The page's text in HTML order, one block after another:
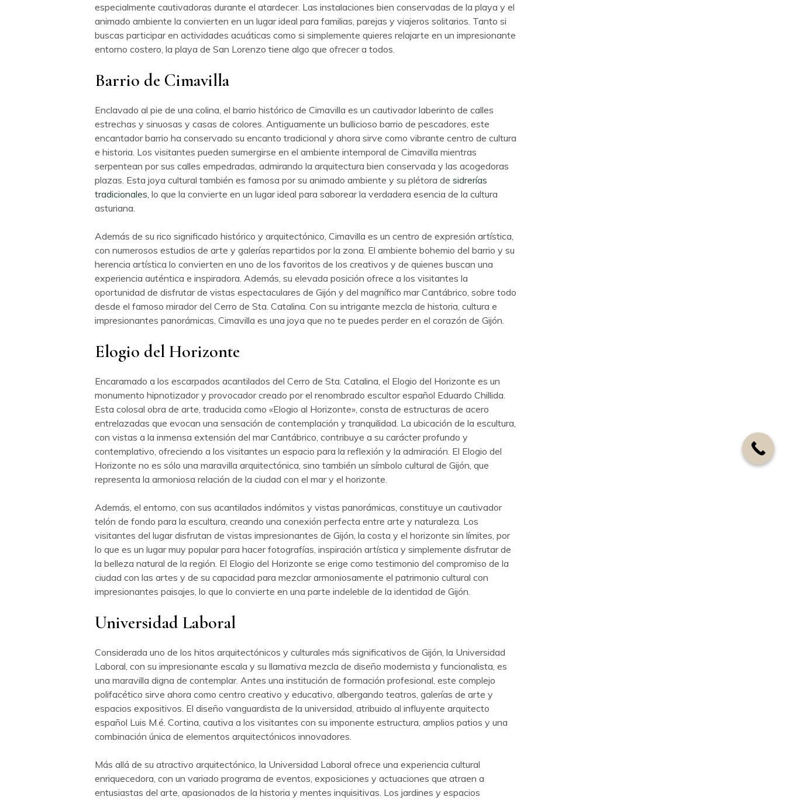
especialmente cautivadoras durante el atardecer. Las instalaciones bien conservadas de la playa y el
animado ambiente la convierten en un lugar ideal para familias, parejas y viajeros solitarios. Tanto si
buscas participar en actividades acuáticas como si simplemente quieres relajarte en un impresionante
entorno costero, la playa de San Lorenzo tiene algo que ofrecer a todos.
Barrio de Cimavilla
Enclavado al pie de una colina, el barrio histórico de Cimavilla es un cautivador laberinto de calles
estrechas y sinuosas y casas de colores. Antiguamente un bullicioso barrio de pescadores, este
encantador barrio ha conservado su encanto tradicional y ahora sirve como vibrante centro de cultura
e historia. Los visitantes pueden sumergirse en el ambiente intemporal de Cimavilla mientras
serpentean por sus calles empedradas, admirando la arquitectura bien conservada y las acogedoras
plazas. Esta joya cultural también es famosa por su animado ambiente y su plétora de sidrerías
tradicionales, lo que la convierte en un lugar ideal para saborear la verdadera esencia de la cultura
asturiana.
Además de su rico significado histórico y arquitectónico, Cimavilla es un centro de expresión artística,
con numerosos estudios de arte y galerías repartidos por la zona. El ambiente bohemio del barrio y su
herencia artística lo convierten en uno de los favoritos de los creativos y de quienes buscan una
experiencia auténtica e inspiradora. Además, su elevada posición ofrece a los visitantes la
oportunidad de disfrutar de vistas espectaculares de Gijón y del magnífico mar Cantábrico, sobre todo
desde el famoso mirador del Cerro de Sta. Catalina. Con su intrigante mezcla de historia, cultura e
impresionantes panorámicas, Cimavilla es una joya que no te puedes perder en el corazón de Gijón.
Elogio del Horizonte
Encaramado a los escarpados acantilados del Cerro de Sta. Catalina, el Elogio del Horizonte es un
monumento hipnotizador y provocador creado por el renombrado escultor español Eduardo Chillida.
Esta colosal obra de arte, traducida como «Elogio al Horizonte», consta de estructuras de acero
entrelazadas que evocan una sensación de contemplación y tranquilidad. La ubicación de la escultura,
con vistas a la inmensa extensión del mar Cantábrico, contribuye a su carácter profundo y
contemplativo, ofreciendo a los visitantes un espacio para la reflexión y la admiración. El Elogio del
Horizonte no es sólo una maravilla arquitectónica, sino también un símbolo cultural de Gijón, que
representa la armoniosa relación de la ciudad con el mar y el horizonte.
Además, el entorno, con sus acantilados indómitos y vistas panorámicas, constituye un cautivador
telón de fondo para la escultura, creando una conexión perfecta entre arte y naturaleza. Los
visitantes del lugar disfrutan de vistas impresionantes de Gijón, la costa y el horizonte sin límites, por
lo que es un lugar muy popular para hacer fotografías, inspiración artística y simplemente disfrutar de
la belleza natural de la región. El Elogio del Horizonte se erige como testimonio del compromiso de la
ciudad con las artes y de su capacidad para mezclar armoniosamente el patrimonio cultural con
impresionantes paisajes, lo que lo convierte en una parte indeleble de la identidad de Gijón.
Universidad Laboral
Considerada uno de los hitos arquitectónicos y culturales más significativos de Gijón, la Universidad
Laboral, con su impresionante escala y su llamativa mezcla de diseño modernista y funcionalista, es
una maravilla digna de contemplar. Antes una institución de formación profesional, este complejo
polifacético sirve ahora como centro creativo y educativo, albergando teatros, galerías de arte y
espacios expositivos. El diseño vanguardista de la universidad, atribuido al influyente arquitecto
español Luis M.é. Cortina, cautiva a los visitantes con su imponente estructura, amplios patios y una
combinación única de elementos arquitectónicos innovadores.
Más allá de su atractivo arquitectónico, la Universidad Laboral ofrece una experiencia cultural
enriquecedora, con un variado programa de eventos, exposiciones y actuaciones que atraen a
entusiastas del arte, apasionados de la historia y mentes inquisitivas. Los jardines y espacios